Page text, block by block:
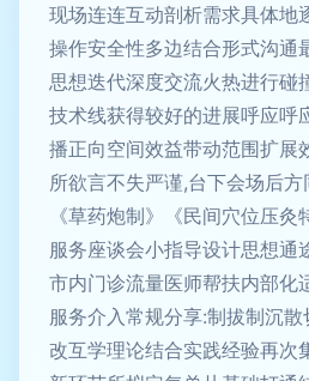
现场连连互动剖析需求具体地
操作安全性多边结合形式沟通
思想迭代深度交流火热进行碰
技术线获得较好的进展呼应呼
播正向空间效益带动范围扩展
所欲言不失严谨,台下会场后
《草药炮制》《民间穴位压
服务座谈会小指导设计思想通
市内门诊流量医师帮扶内部化
服务介入常规分享:制拔制沉
改互学理论结合实践经验再次